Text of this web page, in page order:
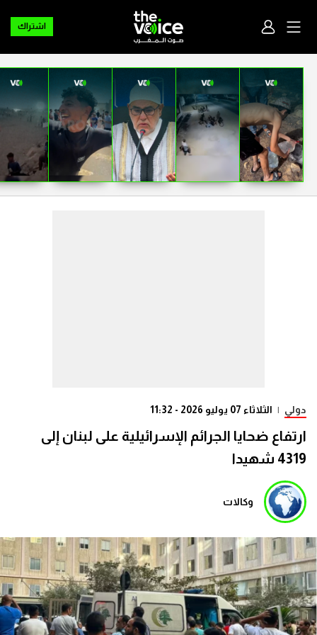
اشتراك
دولي | الثلاثاء 07 يوليو 2026 - 11:32
ارتفاع ضحايا الجرائم الإسرائيلية على لبنان إلى
4319 شهيدا
وكالات